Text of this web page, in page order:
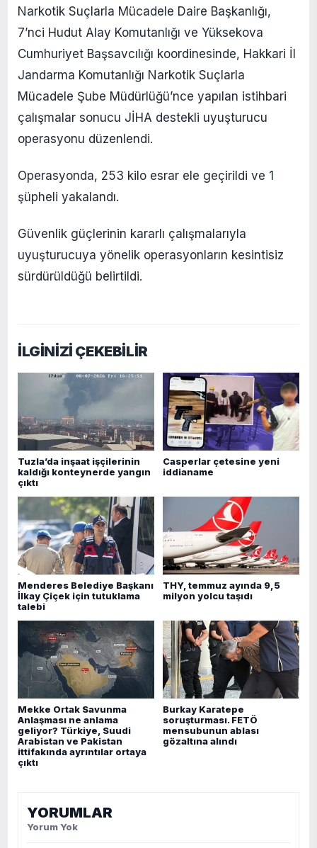
Narkotik Suçlarla Mücadele Daire Başkanlığı,
7’nci Hudut Alay Komutanlığı ve Yüksekova
Cumhuriyet Başsavcılığı koordinesinde, Hakkari İl
Jandarma Komutanlığı Narkotik Suçlarla
Mücadele Şube Müdürlüğü’nce yapılan istihbari
çalışmalar sonucu JİHA destekli uyuşturucu
operasyonu düzenlendi.
Operasyonda, 253 kilo esrar ele geçirildi ve 1
şüpheli yakalandı.
Güvenlik güçlerinin kararlı çalışmalarıyla
uyuşturucuya yönelik operasyonların kesintisiz
sürdürüldüğü belirtildi.
İLGİNİZİ ÇEKEBİLİR
Tuzla’da inşaat işçilerinin
kaldığı konteynerde yangın
çıktı
Casperlar çetesine yeni
iddianame
Menderes Belediye Başkanı
İlkay Çiçek için tutuklama
talebi
THY, temmuz ayında 9,5
milyon yolcu taşıdı
Mekke Ortak Savunma
Anlaşması ne anlama
geliyor? Türkiye, Suudi
Arabistan ve Pakistan
ittifakında ayrıntılar ortaya
çıktı
Burkay Karatepe
soruşturması. FETÖ
mensubunun ablası
gözaltına alındı
YORUMLAR
Yorum Yok